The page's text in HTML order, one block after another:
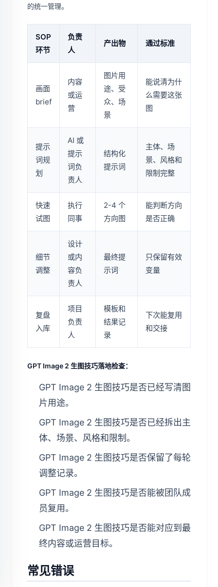
的统一管理。
SOP
环节
负责
人
产出物 通过标准
画面
brief
内容
或运
营
图片用
途、受
众、场
景
能说清为什
么需要这张
图
提示
词规
划
AI 或
提示
词负
责人
结构化
提示词
主体、场
景、风格和
限制完整
快速
试图
执行
同事
2-4 个
方向图
能判断方向
是否正确
细节
调整
设计
或内
容负
责人
最终提
示词
只保留有效
变量
复盘
入库
项目
负责
人
模板和
结果记
录
下次能复用
和交接
GPT Image 2 生图技巧落地检查：
GPT Image 2 生图技巧是否已经写清图
片用途。
GPT Image 2 生图技巧是否已经拆出主
体、场景、风格和限制。
GPT Image 2 生图技巧是否保留了每轮
调整记录。
GPT Image 2 生图技巧是否能被团队成
员复用。
GPT Image 2 生图技巧是否能对应到最
终内容或运营目标。
常见错误